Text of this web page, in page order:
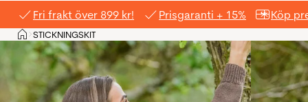
Fri frakt över 899 kr! Prisgaranti + 15% Köp
Hem
>STICKNINGSKIT